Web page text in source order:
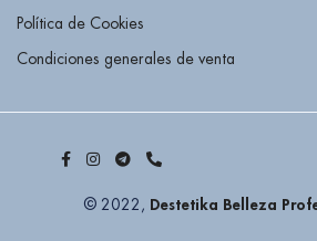
Política de Cookies
Condiciones generales de venta
© 2022, Destetika Belleza